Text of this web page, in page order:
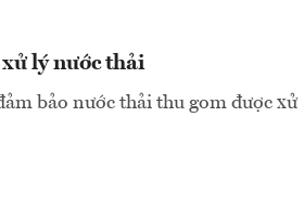
lý nước thải
bảo nước thải thu gom được xử